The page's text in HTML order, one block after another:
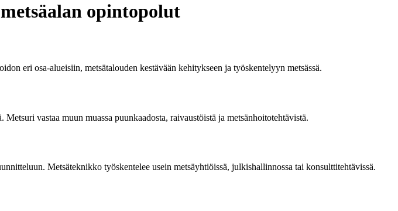
opintopolut
eri osa-alueisiin, metsätalouden kestävään kehitykseen ja työskentelyyn metsässä.
vastaa muun muassa puunkaadosta, raivaustöistä ja metsänhoitotehtävistä.
Metsäteknikko työskentelee usein metsäyhtiöissä, julkishallinnossa tai konsulttitehtävissä.